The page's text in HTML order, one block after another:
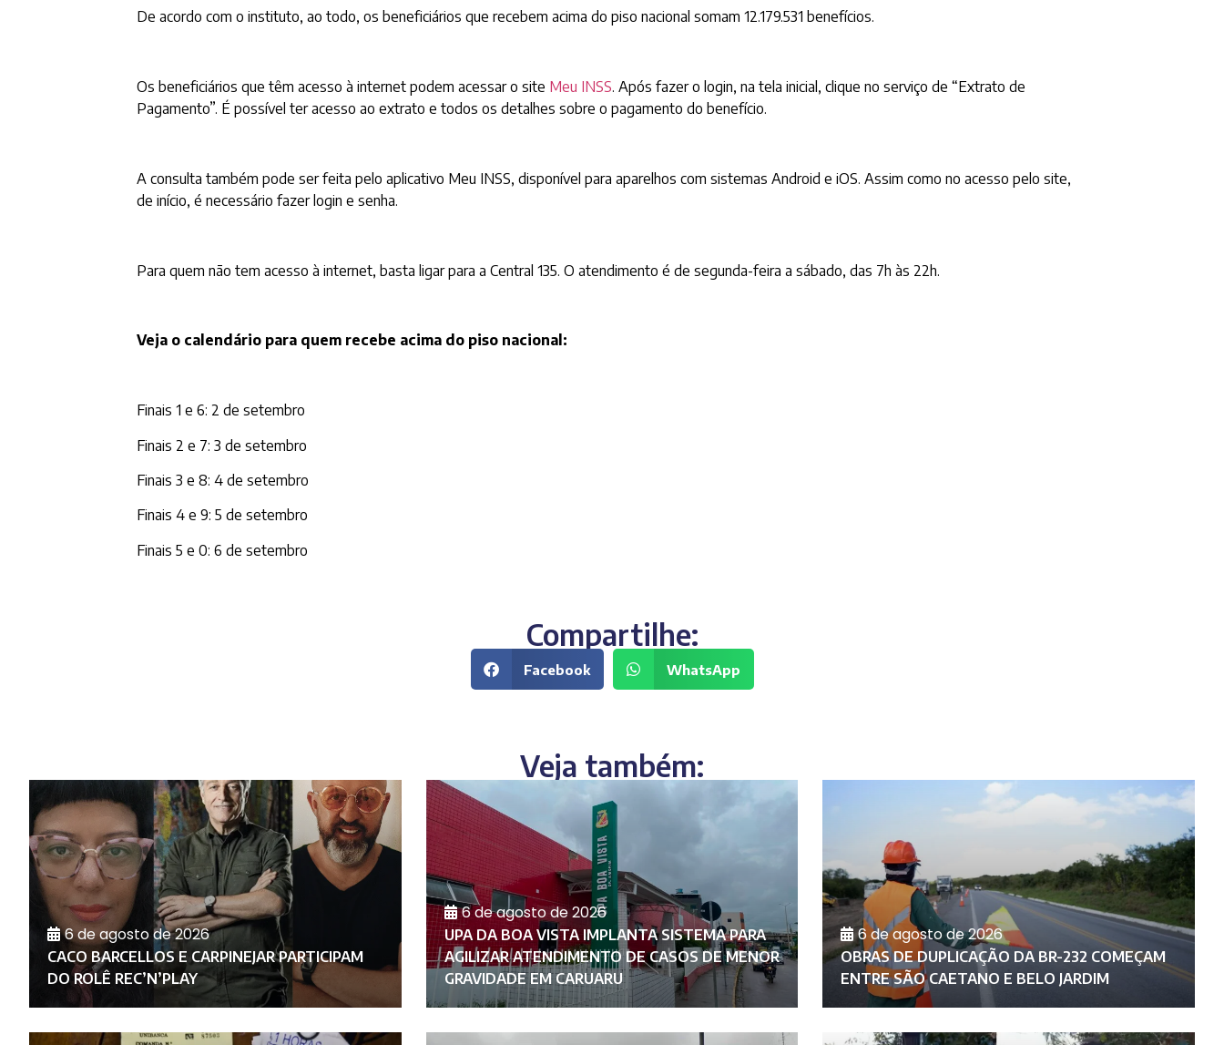
De acordo com o instituto, ao todo, os beneficiários que recebem acima do piso nacional somam 12.179.531 benefícios.
Os beneficiários que têm acesso à internet podem acessar o site Meu INSS. Após fazer o login, na tela inicial, clique no serviço de “Extrato de
Pagamento”. É possível ter acesso ao extrato e todos os detalhes sobre o pagamento do benefício.
A consulta também pode ser feita pelo aplicativo Meu INSS, disponível para aparelhos com sistemas Android e iOS. Assim como no acesso pelo site,
de início, é necessário fazer login e senha.
Para quem não tem acesso à internet, basta ligar para a Central 135. O atendimento é de segunda-feira a sábado, das 7h às 22h.
Veja o calendário para quem recebe acima do piso nacional:
Finais 1 e 6: 2 de setembro
Finais 2 e 7: 3 de setembro
Finais 3 e 8: 4 de setembro
Finais 4 e 9: 5 de setembro
Finais 5 e 0: 6 de setembro
Compartilhe:
Facebook WhatsApp
Veja também:
6 de agosto de 2026
CACO BARCELLOS E CARPINEJAR PARTICIPAM
DO ROLÊ REC’N’PLAY
6 de agosto de 2026
UPA DA BOA VISTA IMPLANTA SISTEMA PARA
AGILIZAR ATENDIMENTO DE CASOS DE MENOR
GRAVIDADE EM CARUARU
6 de agosto de 2026
OBRAS DE DUPLICAÇÃO DA BR-232 COMEÇAM
ENTRE SÃO CAETANO E BELO JARDIM